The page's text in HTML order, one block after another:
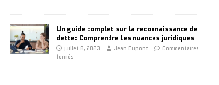
Un guide complet sur la reconnaissance de
dette: Comprendre les nuances juridiques
juillet 8, 2023 Jean Dupont
Commentaires
fermés